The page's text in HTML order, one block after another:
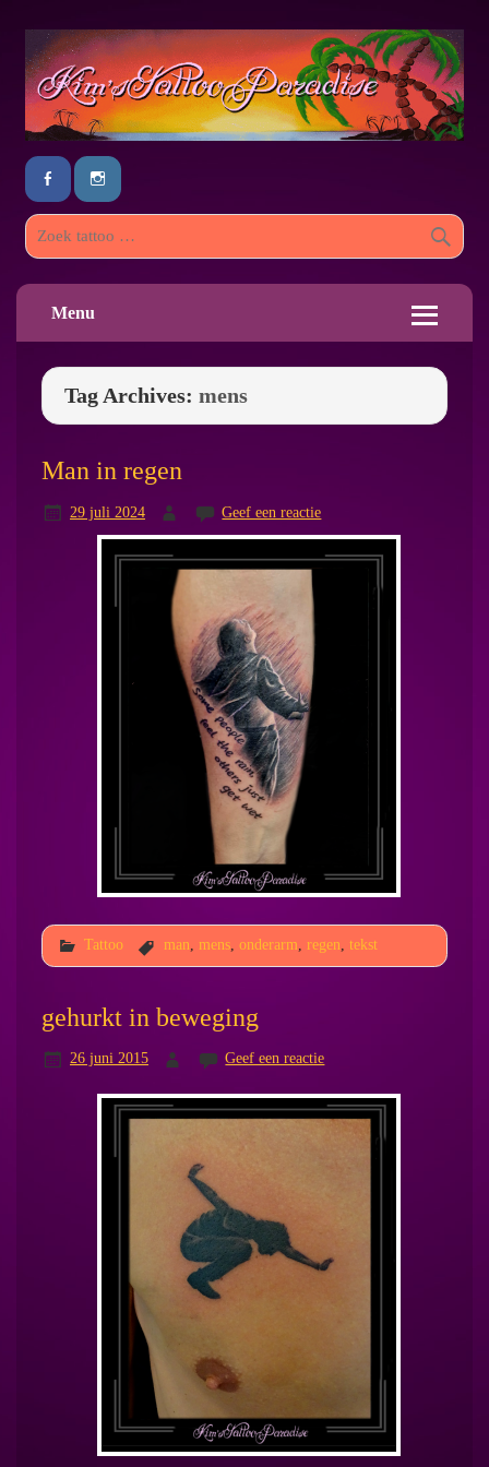
Menu
Tag Archives: mens
Man in regen
29 juli 2024 Geef een reactie
Tattoo man mens, onderarm regen tekst
gehurkt in beweging
26 juni 2015 Geef een reactie